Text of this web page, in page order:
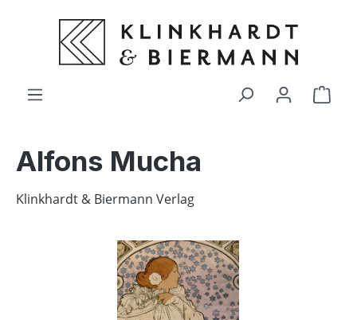
springen
Alfons Mucha
Klinkhardt & Biermann Verlag
Bildergalerie überspringen